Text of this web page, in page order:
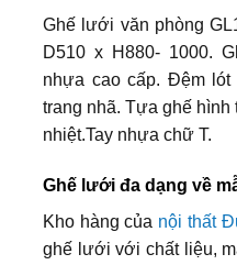
Ghế lưới văn phòng
D510 x H880- 1000.
nhựa cao cấp. Đệm
trang nhã. Tựa ghế
nhiệt.Tay nhựa chữ T.
Ghế lưới đa dạng về
Kho hàng của nội thất
ghế lưới với chất liệu,